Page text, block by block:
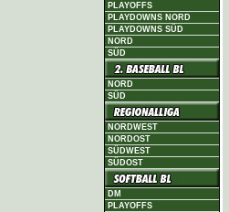
PLAYOFFS
PLAYDOWNS NORD
PLAYDOWNS SÜD
NORD
SÜD
NORD
SÜD
NORDWEST
NORDOST
SÜDWEST
SÜDOST
DM
PLAYOFFS